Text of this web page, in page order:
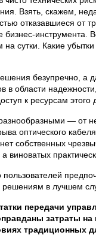
Взять, скажем,
отказавшиеся от
инструмента.
сутки. Какие
безупречно, а
области
к ресурсам
— от
оптического
собственных
виноватых
в лучшем
передачи
затраты
традиционных